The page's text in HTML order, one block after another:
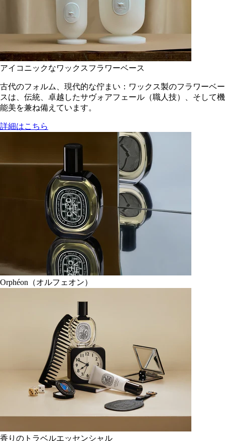
アイコニックなワックスフラワーベース
古代のフォルム、現代的な佇まい：ワックス製のフラワーベー
スは、伝統、卓越したサヴォアフェール（職人技）、そして機
能美を兼ね備えています。
詳細はこちら
Orphéon（オルフェオン）
香りのトラベルエッセンシャル